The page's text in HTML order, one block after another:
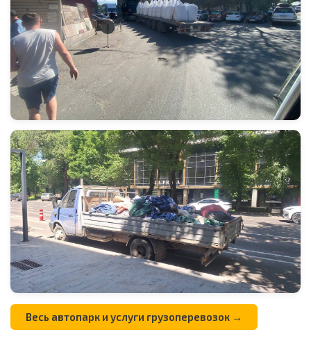
Весь автопарк и услуги грузоперевозок →